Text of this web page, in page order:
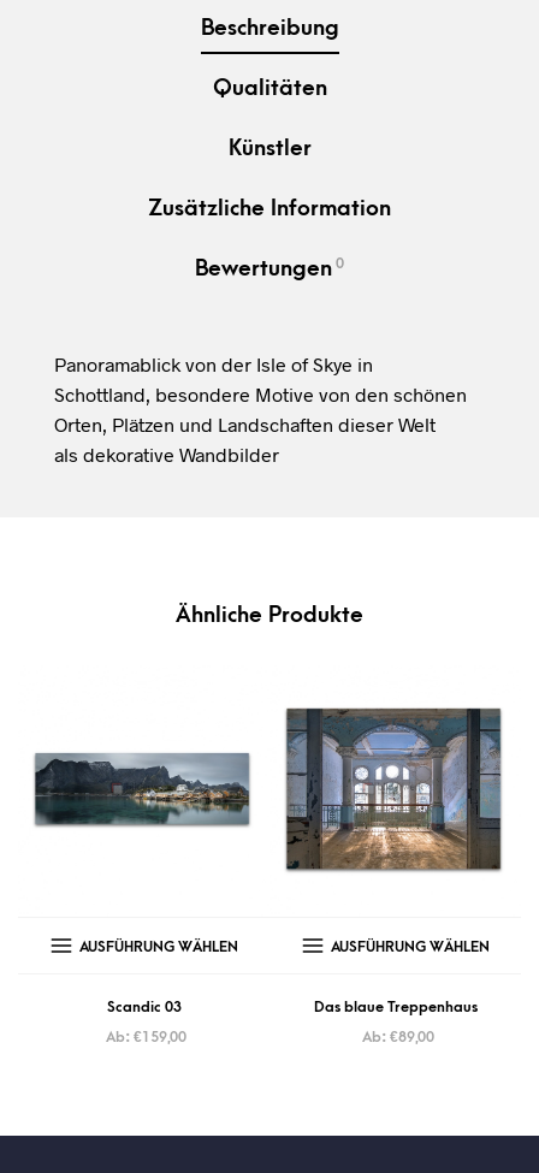
Beschreibung
Qualitäten
Künstler
Zusätzliche Information
Bewertungen 0
Panoramablick von der Isle of Skye in
Schottland, besondere Motive von den schönen
Orten, Plätzen und Landschaften dieser Welt
als dekorative Wandbilder
Ähnliche Produkte
AUSFÜHRUNG WÄHLEN
Scandic 03
Ab: €159,00
AUSFÜHRUNG WÄHLEN
Das blaue Treppenhaus
Ab: €89,00